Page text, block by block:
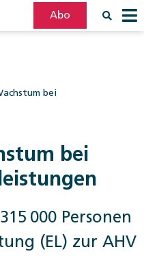
Abo
bei
bei
000 Personen
(EL) zur AHV